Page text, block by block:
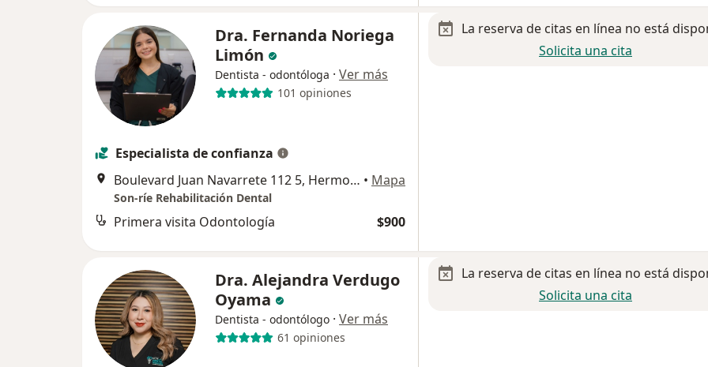
Dra. Fernanda Noriega
Limón
Dentista - odontóloga · Ver más
101 opiniones
Especialista de confianza
Boulevard Juan Navarrete 112 5, Hermosillo • Mapa
Son-ríe Rehabilitación Dental
Primera visita Odontología $900
La reserva de citas en línea no está
Solicita una cita
Dra. Alejandra Verdugo
Oyama
Dentista - odontólogo · Ver más
61 opiniones
La reserva de citas en línea no está
Solicita una cita